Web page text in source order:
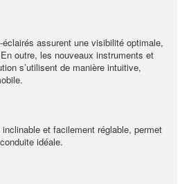
assurent une visibilité optimale,
outre, les nouveaux instruments et
s’utilisent de manière intuitive,
et facilement réglable, permet
idéale.